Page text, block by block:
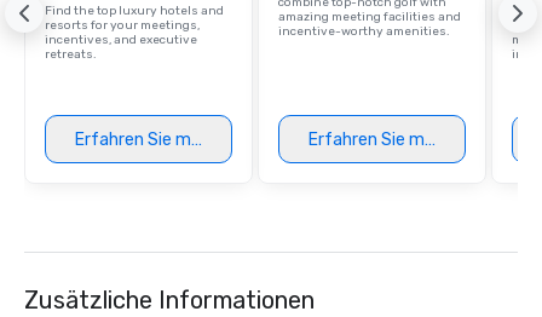
Find the top luxury hotels and
resorts for your meetings,
incentives, and executive
retreats.
Erfahren Sie mehr
amazing meeting facilities and
incentive-worthy amenities.
Erfahren Sie mehr
Zusätzliche Informationen